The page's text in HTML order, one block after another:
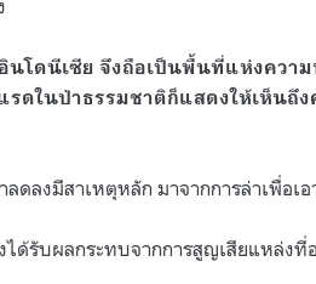
นโดนีเซีย จึงถือเป็นพื้นที่แห่งควา
รดในป่าธรรมชาติก็แสดงให้เห็นถึ
ดลงมีสาเหตุหลัก มาจากการล่าเพื่อเ
ด้รับผลกระทบจากการสูญเสียแหล่งที่